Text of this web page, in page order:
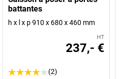
battantes
h x l x p 910 x 680 x 460 mm
HT
237,- €
(2)